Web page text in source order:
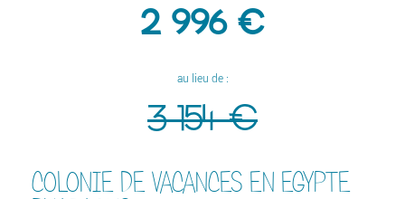
2 996 €
au lieu de :
3 154 €
COLONIE DE VACANCES EN EGYPTE